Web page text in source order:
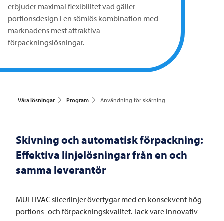
erbjuder maximal flexibilitet vad gäller
portionsdesign i en sömlös kombination med
marknadens mest attraktiva
förpackningslösningar.
Våra lösningar Program Användning för skärning
Skivning och automatisk förpackning:
Effektiva linjelösningar från en och
samma leverantör
MULTIVACslicerlinjer övertygar med en konsekvent hög
portions- och förpackningskvalitet. Tack vare innovativ